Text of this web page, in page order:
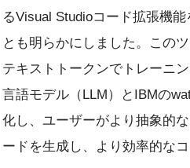
るVisual Studioコード拡張機
とも明らかにしました。この
テキストトークンでトレーニ
言語モデル（LLM）とIBMの
化し、ユーザーがより抽象的
ードを生成し、より効率的な